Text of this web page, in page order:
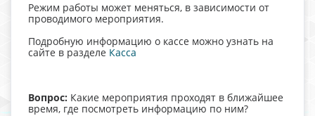
Режим работы может меняться, в зависимости от
проводимого мероприятия.
Подробную информацию о кассе можно узнать на
сайте в разделе Касса
Вопрос: Какие мероприятия проходят в ближайшее
время, где посмотреть информацию по ним?